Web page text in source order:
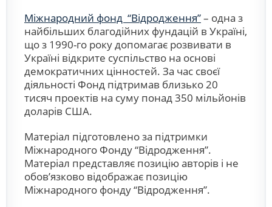
Міжнародний фонд “Відродження”– одна з
найбільших благодійних фундацій в Україні,
що з 1990-го року допомагає розвивати в
Україні відкрите суспільство на основі
демократичних цінностей. За час своєї
діяльності Фонд підтримав близько 20
тисяч проектів на суму понад 350 мільйонів
доларів США.
Матеріал підготовлено за підтримки
Міжнародного Фонду “Відродження”.
Матеріал представляє позицію авторів і не
обов’язково відображає позицію
Міжнародного фонду “Відродження”.